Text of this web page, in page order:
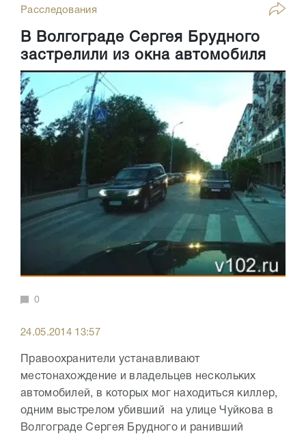
Расследования
В Волгограде Сергея Брудного
застрелили из окна автомобиля
0
24.05.2014 13:57
Правоохранители устанавливают
местонахождение и владельцев нескольких
автомобилей, в которых мог находиться киллер,
одним выстрелом убивший на улице Чуйкова в
Волгограде Сергея Брудного и ранивший